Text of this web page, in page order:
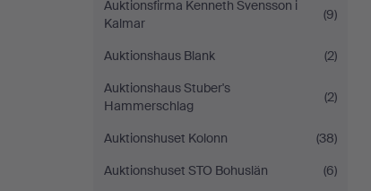
Auktionsfirma Kenneth Svensson i
Kalmar
(9)
Auktionshaus Blank
(2)
Auktionshaus Stuber's
Hammerschlag
(2)
Auktionshuset Kolonn
(38)
Auktionshuset STO Bohuslän
(6)